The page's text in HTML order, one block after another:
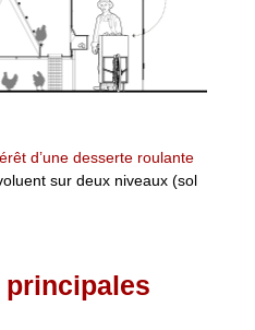
d’une desserte roulante
sur deux niveaux (sol